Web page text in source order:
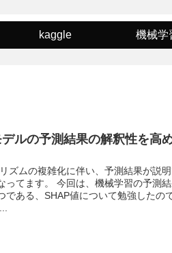
kaggle 機械学
ルの予測結果の解釈性を高
ズムの複雑化に伴い、予測結果が説
ってます。 今回は、機械学習の予測
である、SHAP値について勉強したの